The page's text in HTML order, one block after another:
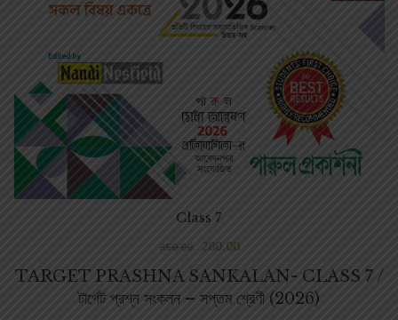
TARGET PRASHNA SANKALAN- CLASS 7 /
টার্গেট প্রশ্ন সংকলন – সপ্তম শ্রেণী (2026)
Class 7
350.00 280.00